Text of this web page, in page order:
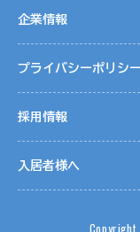
企業情報
プライバシーポリシー
採用情報
入居者様へ